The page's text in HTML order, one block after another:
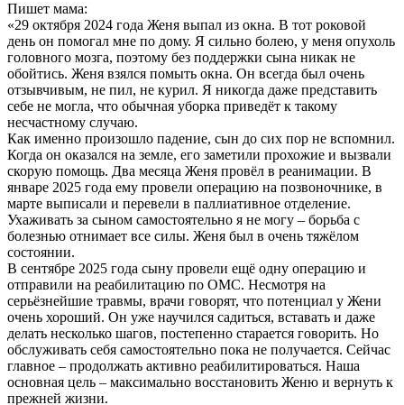
Пишет мама:
«29 октября 2024 года Женя выпал из окна. В тот роковой
день он помогал мне по дому. Я сильно болею, у меня опухоль
головного мозга, поэтому без поддержки сына никак не
обойтись. Женя взялся помыть окна. Он всегда был очень
отзывчивым, не пил, не курил. Я никогда даже представить
себе не могла, что обычная уборка приведёт к такому
несчастному случаю.
Как именно произошло падение, сын до сих пор не вспомнил.
Когда он оказался на земле, его заметили прохожие и вызвали
скорую помощь. Два месяца Женя провёл в реанимации. В
январе 2025 года ему провели операцию на позвоночнике, в
марте выписали и перевели в паллиативное отделение.
Ухаживать за сыном самостоятельно я не могу – борьба с
болезнью отнимает все силы. Женя был в очень тяжёлом
состоянии.
В сентябре 2025 года сыну провели ещё одну операцию и
отправили на реабилитацию по ОМС. Несмотря на
серьёзнейшие травмы, врачи говорят, что потенциал у Жени
очень хороший. Он уже научился садиться, вставать и даже
делать несколько шагов, постепенно старается говорить. Но
обслуживать себя самостоятельно пока не получается. Сейчас
главное – продолжать активно реабилитироваться. Наша
основная цель – максимально восстановить Женю и вернуть к
прежней жизни.